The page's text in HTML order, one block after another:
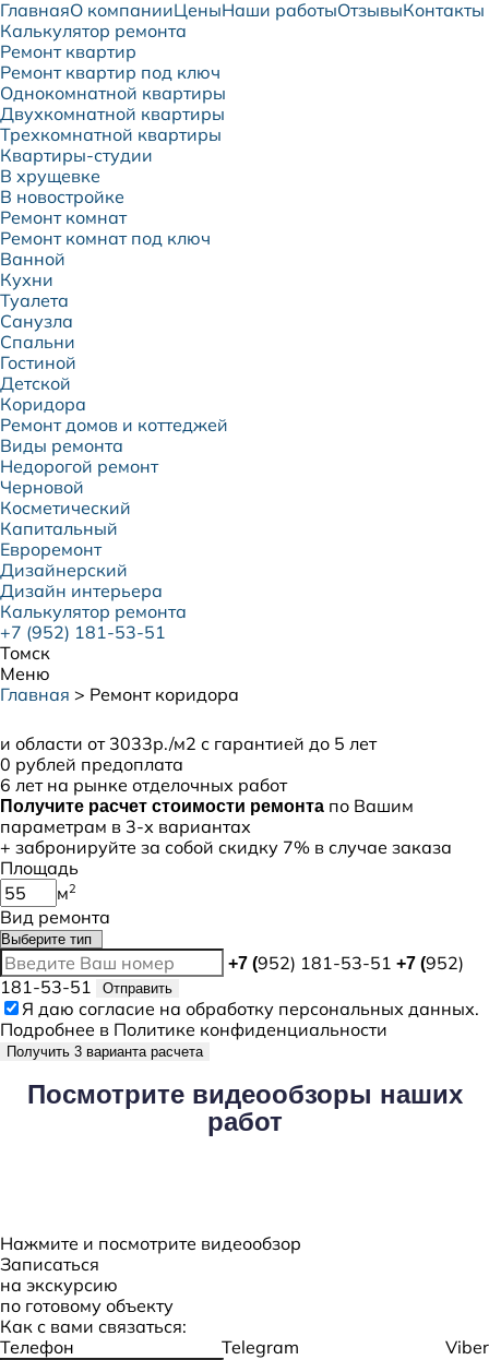
ГлавнаяО компанииЦеныНаши работыОтзывыКонтакты
Калькулятор ремонта
Ремонт квартир
Ремонт квартир под ключ
Однокомнатной квартиры
Двухкомнатной квартиры
Трехкомнатной квартиры
Квартиры-студии
В хрущевке
В новостройке
Ремонт комнат
Ремонт комнат под ключ
Ванной
Кухни
Туалета
Санузла
Спальни
Гостиной
Детской
Коридора
Ремонт домов и коттеджей
Виды ремонта
Недорогой ремонт
Черновой
Косметический
Капитальный
Евроремонт
Дизайнерский
Дизайн интерьера
Калькулятор ремонта
+7 (952) 181-53-51
Томск
Меню
Главная > Ремонт коридора
и области от 3033р./м2 с гарантией до 5 лет
0 рублей предоплата
6 лет на рынке отделочных работ
Получите расчет стоимости ремонта по Вашим
параметрам в 3-х вариантах
+ забронируйте за собой скидку 7% в случае заказа
Площадь
м2
Вид ремонта
+7 (952) 181-53-51 +7 (952)
181-53-51
Отправить
Я даю согласие на обработку персональных данных.
Подробнее в Политике конфиденциальности
Получить 3 варианта расчета
Посмотритевидеообзоры наших
работ
Нажмите и посмотрите видеообзор
Записаться
на экскурсию
по готовому объекту
Как с вами связаться:
Телефон
Telegram Viber